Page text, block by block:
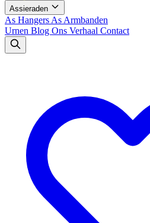
Assieraden
As Hangers As Armbanden
Urnen Blog Ons Verhaal Contact